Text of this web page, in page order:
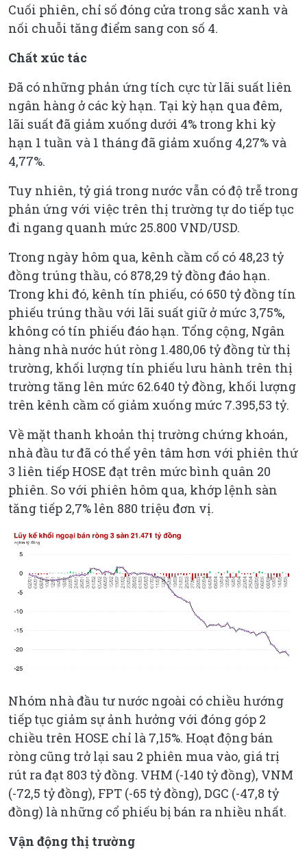
Cuối phiên, chỉ số đóng cửa trong sắc xanh và
nối chuỗi tăng điểm sang con số 4.
Chất xúc tác
Đã có những phản ứng tích cực từ lãi suất liên
ngân hàng ở các kỳ hạn. Tại kỳ hạn qua đêm,
lãi suất đã giảm xuống dưới 4% trong khi kỳ
hạn 1 tuần và 1 tháng đã giảm xuống 4,27% và
4,77%.
Tuy nhiên, tỷ giá trong nước vẫn có độ trễ trong
phản ứng với việc trên thị trường tự do tiếp tục
đi ngang quanh mức 25.800 VND/USD.
Trong ngày hôm qua, kênh cầm cố có 48,23 tỷ
đồng trúng thầu, có 878,29 tỷ đồng đáo hạn.
Trong khi đó, kênh tín phiếu, có 650 tỷ đồng tín
phiếu trúng thầu với lãi suất giữ ở mức 3,75%,
không có tín phiếu đáo hạn. Tổng cộng, Ngân
hàng nhà nước hút ròng 1.480,06 tỷ đồng từ thị
trường, khối lượng tín phiếu lưu hành trên thị
trường tăng lên mức 62.640 tỷ đồng, khối lượng
trên kênh cầm cố giảm xuống mức 7.395,53 tỷ.
Về mặt thanh khoản thị trường chứng khoán,
nhà đầu tư đã có thể yên tâm hơn với phiên thứ
3 liên tiếp HOSE đạt trên mức bình quân 20
phiên. So với phiên hôm qua, khớp lệnh sàn
tăng tiếp 2,7% lên 880 triệu đơn vị.
Nhóm nhà đầu tư nước ngoài có chiều hướng
tiếp tục giảm sự ảnh hưởng với đóng góp 2
chiều trên HOSE chỉ là 7,15%. Hoạt động bán
ròng cũng trở lại sau 2 phiên mua vào, giá trị
rút ra đạt 803 tỷ đồng. VHM (-140 tỷ đồng), VNM
(-72,5 tỷ đồng), FPT (-65 tỷ đồng), DGC (-47,8 tỷ
đồng) là những cổ phiếu bị bán ra nhiều nhất.
Vận động thị trường